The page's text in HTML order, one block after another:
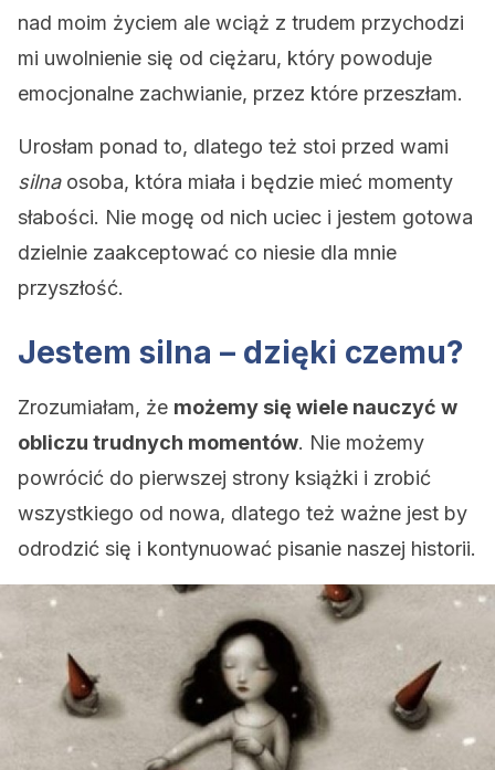
nad moim życiem ale wciąż z trudem przychodzi
mi uwolnienie się od ciężaru, który powoduje
emocjonalne zachwianie, przez które przeszłam.
Urosłam ponad to, dlatego też stoi przed wami
silnaosoba, która miała i będzie mieć momenty
słabości. Nie mogę od nich uciec i jestem gotowa
dzielnie zaakceptować co niesie dla mnie
przyszłość.
Jestem silna – dzięki czemu?
Zrozumiałam, że możemy się wiele nauczyć w
obliczu trudnych momentów. Nie możemy
powrócić do pierwszej strony książki i zrobić
wszystkiego od nowa, dlatego też ważne jest by
odrodzić się i kontynuować pisanie naszej historii.